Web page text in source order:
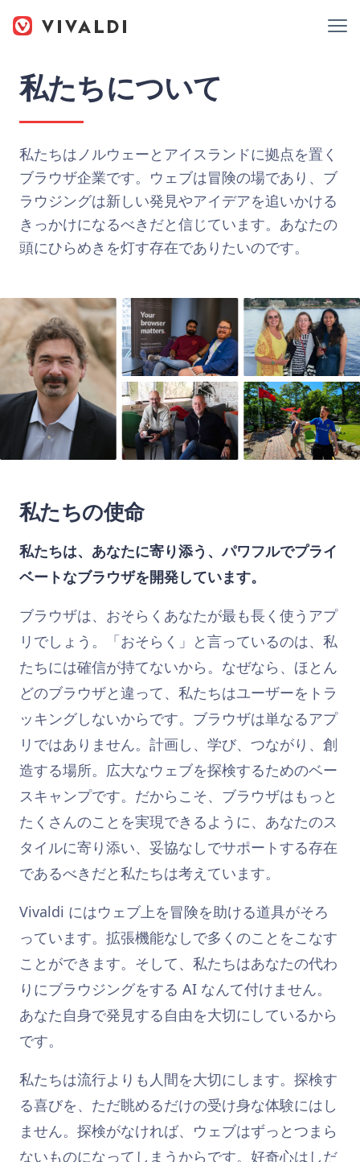
私たちについて
私たちはノルウェーとアイスランドに拠点を置く
ブラウザ企業です。ウェブは冒険の場であり、ブ
ラウジングは新しい発見やアイデアを追いかける
きっかけになるべきだと信じています。あなたの
頭にひらめきを灯す存在でありたいのです。
私たちの使命
私たちは、あなたに寄り添う、パワフルでプライ
ベートなブラウザを開発しています。
ブラウザは、おそらくあなたが最も長く使うアプ
リでしょう。「おそらく」と言っているのは、私
たちには確信が持てないから。なぜなら、ほとん
どのブラウザと違って、私たちはユーザーをトラ
ッキングしないからです。ブラウザは単なるアプ
リではありません。計画し、学び、つながり、創
造する場所。広大なウェブを探検するためのベー
スキャンプです。だからこそ、ブラウザはもっと
たくさんのことを実現できるように、あなたのス
タイルに寄り添い、妥協なしでサポートする存在
であるべきだと私たちは考えています。
Vivaldi にはウェブ上を冒険を助ける道具がそろ
っています。拡張機能なしで多くのことをこなす
ことができます。そして、私たちはあなたの代わ
りにブラウジングをする AI なんて付けません。
あなた自身で発見する自由を大切にしているから
です。
私たちは流行よりも人間を大切にします。探検す
る喜びを、ただ眺めるだけの受け身な体験にはし
ません。探検がなければ、ウェブはずっとつまら
ないものになってしまうからです。好奇心はしだ